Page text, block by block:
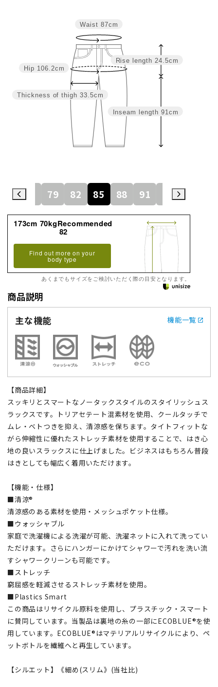
Inseam length 91cm
Rise length 24.5cm
Thickness of thigh 33.5cm
Hip 106.2cm
Waist 87cm
76 79 82 85 88 91 94
173cm 70kgRecommended
82
Find out more on your
body type
あくまでもサイズをご検討いただく際の目安となります。
商品説明
主な機能
機能一覧
【商品詳細】
スッキリとスマートなノータックスタイルのスタイリッシュス
ラックスです。トリアセテート混素材を使用、クールタッチで
ムレ・ベトつきを抑え、清涼感を保ちます。タイトフィットな
がら伸縮性に優れたストレッチ素材を使用することで、はき心
地の良いスラックスに仕上げました。ビジネスはもちろん普段
はきとしても幅広く着用いただけます。
【機能・仕様】
■清涼®
清涼感のある素材を使用・メッシュポケット仕様。
■ウォッシャブル
家庭で洗濯機による洗濯が可能、洗濯ネットに入れて洗ってい
ただけます。さらにハンガーにかけてシャワーで汚れを洗い流
すシャワークリーンも可能です。
■ストレッチ
窮屈感を軽減させるストレッチ素材を使用。
■Plastics Smart
この商品はリサイクル原料を使用し、プラスチック・スマート
に賛同しています。当製品は裏地の糸の一部にECOBLUE®を使
用しています。ECOBLUE®はマテリアルリサイクルにより、ペ
ットボトルを繊維へと再生しています。
【シルエット】《細め(スリム》(当社比)